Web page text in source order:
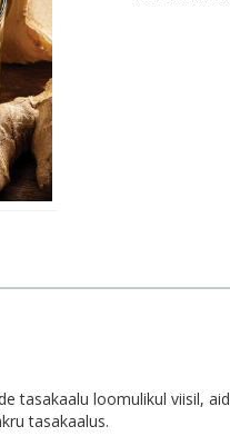
tasakaalu loomulikul viisil,
tasakaalus.